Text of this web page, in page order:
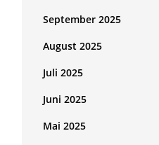
September 2025
August 2025
Juli 2025
Juni 2025
Mai 2025